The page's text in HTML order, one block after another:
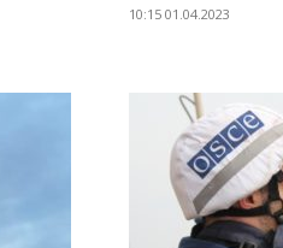
10:15 01.04.2023